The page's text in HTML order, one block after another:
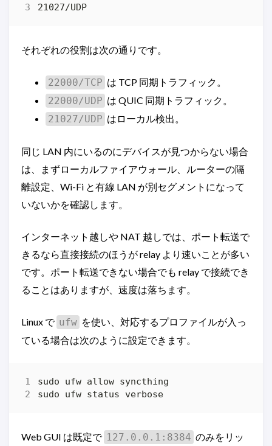
それぞれの役割は次の通りです。
22000/TCP は TCP 同期トラフィック。
22000/UDP は QUIC 同期トラフィック。
21027/UDP はローカル検出。
同じ LAN 内にいるのにデバイスが見つからない場合
は、まずローカルファイアウォール、ルーターの隔
離設定、Wi-Fi と有線 LAN が別セグメントになって
いないかを確認します。
インターネット越しや NAT 越しでは、ポート転送で
きるなら直接接続のほうが relay より速いことが多い
です。ポート転送できない場合でも relay で接続でき
ることはありますが、速度は落ちます。
Linux で ufw を使い、対応するプロファイルが入っ
ている場合は次のように設定できます。
Web GUI は既定で 127.0.0.1:8384 のみをリッ